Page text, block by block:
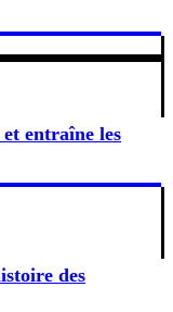
entraîne les
des